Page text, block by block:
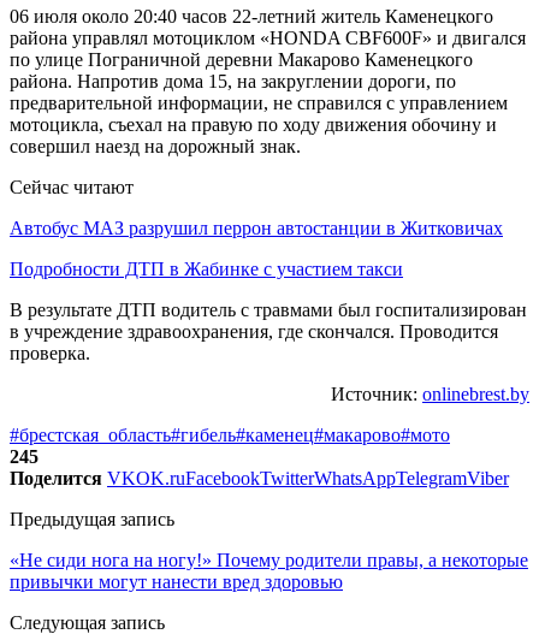
06 июля около 20:40 часов 22-летний житель Каменецкого
района управлял мотоциклом «HONDA CBF600F» и двигался
по улице Пограничной деревни Макарово Каменецкого
района. Напротив дома 15, на закруглении дороги, по
предварительной информации, не справился с управлением
мотоцикла, съехал на правую по ходу движения обочину и
совершил наезд на дорожный знак.
Сейчас читают
Автобус МАЗ разрушил перрон автостанции в Житковичах
Подробности ДТП в Жабинке с участием такси
В результате ДТП водитель с травмами был госпитализирован
в учреждение здравоохранения, где скончался. Проводится
проверка.
Источник: onlinebrest.by
#брестская_область#гибель#каменец#макарово#мото
245
Поделится VKOK.ruFacebookTwitterWhatsAppTelegramViber
Предыдущая запись
«Не сиди нога на ногу!» Почему родители правы, а некоторые
привычки могут нанести вред здоровью
Следующая запись